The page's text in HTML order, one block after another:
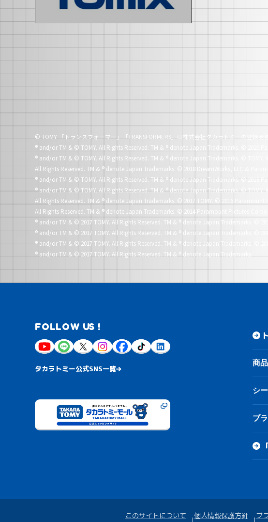
© TOMY 「トランスフォーマー」「TRANSFORMERS」は株式会社タカラトミーの登録商標
® and/or TM & © TOMY. All Rights Reserved. TM & ® denote Japan Trademarks.
© 2020
® and/or TM & © TOMY. All Rights Reserved. TM & ® denote Japan Trademarks.
©
All Rights Reserved. TM & ® denote Japan Trademarks. © 2018 DreamWorks, LLC &
®and/or TM & © TOMY. All Rights Reserved. TM &®denote Japan Trademarks.© 2018
®and/or TM & © TOMY. All Rights Reserved. TM &®denote Japan Trademarks.© TOMY.
All Rights Reserved. TM & ® denote Japan Trademarks. © 2017 TOMY. © 2016 Paramount
All Rights Reserved. TM & ® denote Japan Trademarks. © 2014 Paramount Pictures
® and/or TM & © 2017 TOMY. All Rights Reserved. TM & ® denote Japan Trademarks.
©
®and/or TM & © 2017 TOMY. All Rights Reserved. TM &®denote Japan Trademarks.©
®and/or TM & © 2017 TOMY. All Rights Reserved. TM &®denote Japan Trademarks.©
® and/or TM & © 2017 TOMY. All Rights Reserved. TM & ® denote Japan Trademarks.
FOLLOW US !
タカラトミー公式SNS一覧
商
シ
ブ
このサイトについて 個人情報保護方針 ブ